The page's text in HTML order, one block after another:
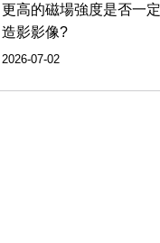
更高的磁場強度是否一
造影影像?
2026-07-02